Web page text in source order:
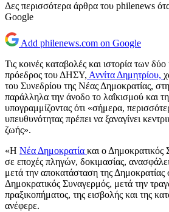
Δες περισσότερα άρθρα του philenews
Google
Add philenews.com on Google
Τις κοινές καταβολές και ιστορία των
πρόεδρος του ΔΗΣΥ, Αννίτα Δημητρίου,
του Συνεδρίου της Νέας Δημοκρατίας,
παράλληλα την άνοδο το λαΐκισμού και
υπογραμμίζοντας ότι «σήμερα,
υπευθυνότητας πρέπει να ξαναγίνει
ζωής».
«Η Νέα Δημοκρατία και ο Δημοκρατικός
σε εποχές πληγών, δοκιμασίας,
μετά την αποκατάσταση της
Δημοκρατικός Συναγερμός, μετά την
πραξικοπήματος, της εισβολής και της
ανέφερε.